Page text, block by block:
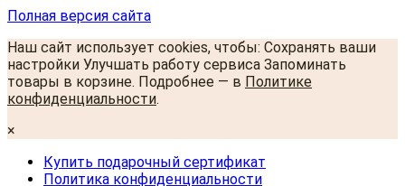
Полная версия сайта
Наш сайт использует cookies, чтобы: Сохранять ваши
настройки Улучшать работу сервиса Запоминать
товары в корзине. Подробнее — в Политике
конфиденциальности.
×
Купить подарочный сертификат
Политика конфиденциальности